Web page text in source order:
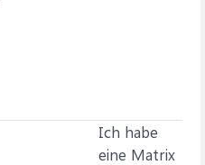
Ich habe
eine Matrix